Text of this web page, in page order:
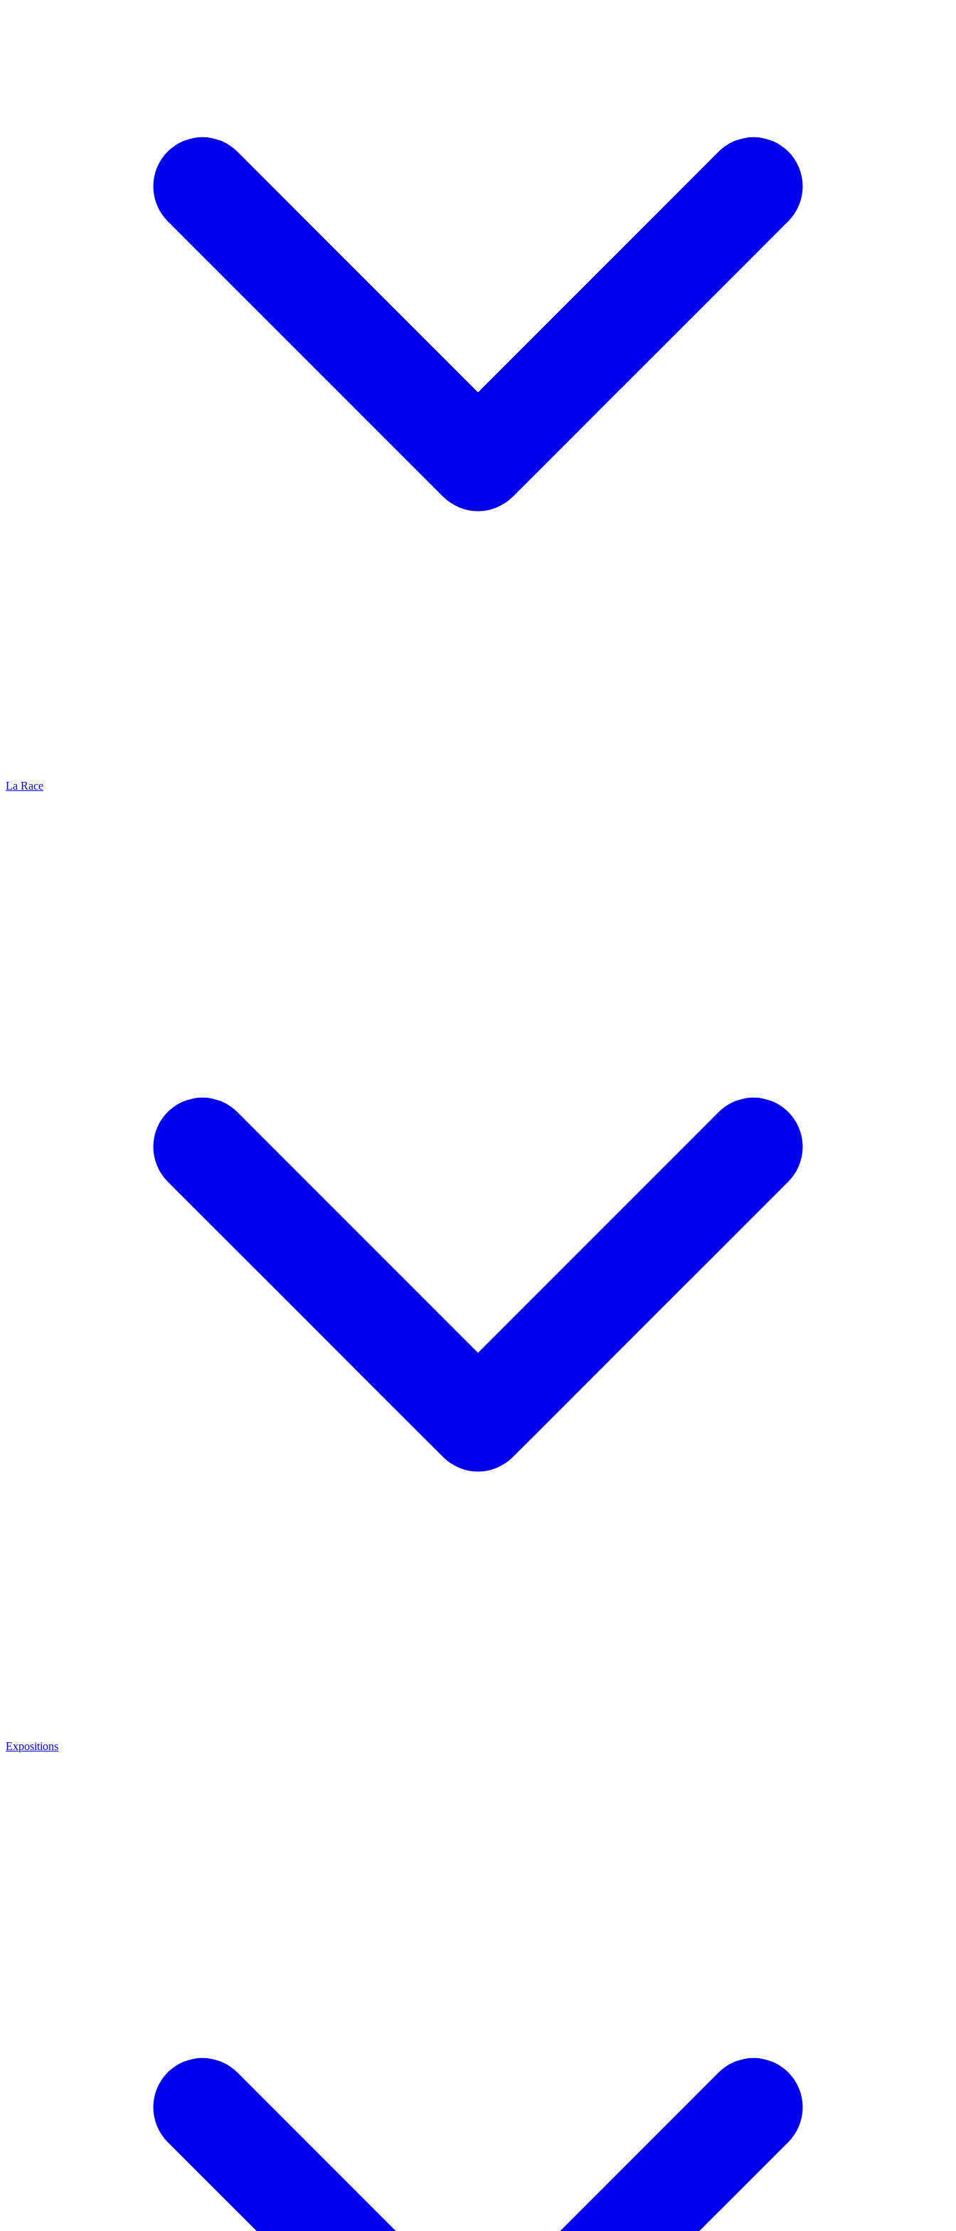
La Race
Expositions